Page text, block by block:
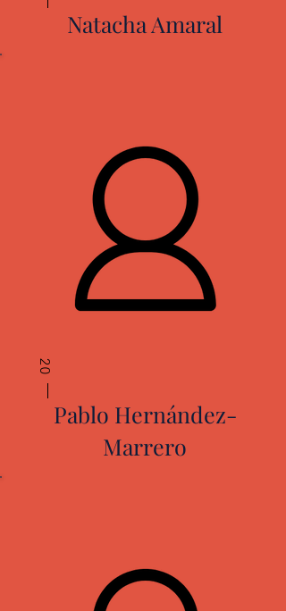
Natacha Amaral
20
Pablo Hernández-
Marrero